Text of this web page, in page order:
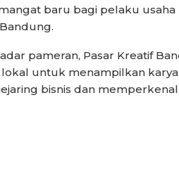
baru bagi pelaku
pameran, Pasar Kreatif
untuk menampilkan
bisnis dan